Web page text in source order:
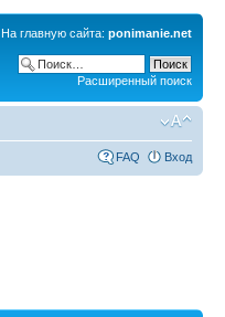
На главную сайта: ponimanie.net
Расширенный поиск
FAQ Вход